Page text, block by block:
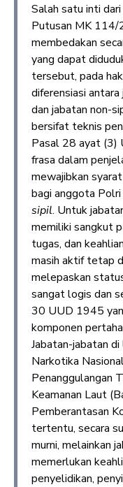
Salah satu inti dari
Putusan MK 114/
membedakan
yang dapat
tersebut, pada
diferensiasi
dan jabatan non-
bersifat teknis
Pasal 28 ayat (3)
frasa dalam
mewajibkan
bagi anggota Polri
sipil. Untuk
memiliki sangkut
tugas, dan
masih aktif tetap
melepaskan
sangat logis dan
30 UUD 1945
komponen
Jabatan-jabatan
Narkotika
Penanggulangan
Keamanan Laut
Pemberantasan
tertentu, secara
murni, melainkan
memerlukan
penyelidikan,